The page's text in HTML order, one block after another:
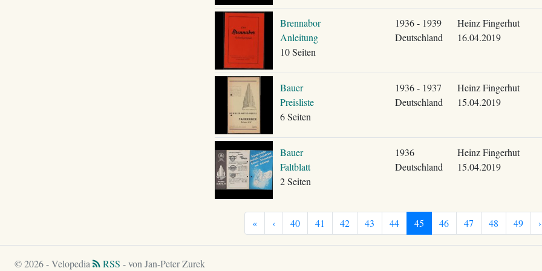
Brennabor
Anleitung
10 Seiten
1936 - 1939
Deutschland
Heinz Fingerhut
16.04.2019
Bauer
Preisliste
6 Seiten
1936 - 1937
Deutschland
Heinz Fingerhut
15.04.2019
Bauer
Faltblatt
2 Seiten
1936
Deutschland
Heinz Fingerhut
15.04.2019
« ‹ 40 41 42 43 44 45 46 47 48 49 ›
© 2026 - Velopedia RSS - von Jan-Peter Zurek